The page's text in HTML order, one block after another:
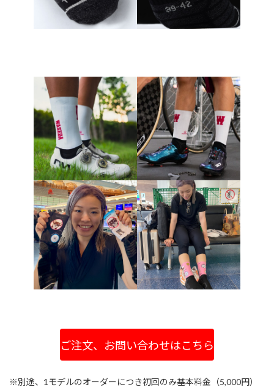
ご注文、お問い合わせはこちら
※別途、1モデルのオーダーにつき初回のみ基本料金（5,000円）